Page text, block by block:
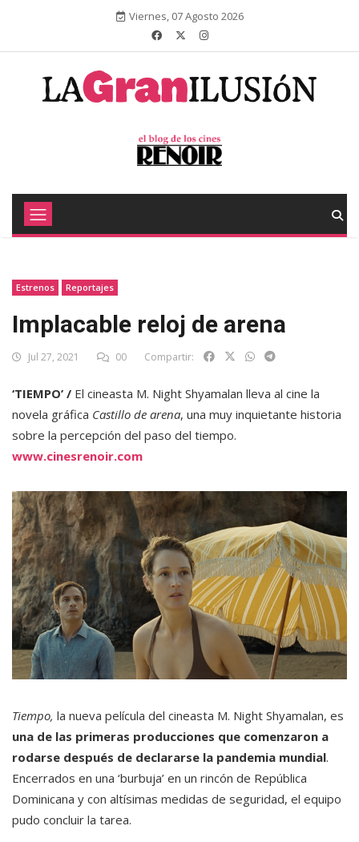
Viernes, 07 Agosto 2026
Estrenos Reportajes
Implacable reloj de arena
Jul 27, 2021 00 Compartir:
‘TIEMPO’ / El cineasta M. Night Shyamalan lleva al cine la
novela gráfica Castillo de arena, una muy inquietante historia
sobre la percepción del paso del tiempo.
www.cinesrenoir.com
Tiempo, la nueva película del cineasta M. Night Shyamalan, es
una de las primeras producciones que comenzaron a
rodarse después de declararse la pandemia mundial.
Encerrados en una ‘burbuja’ en un rincón de República
Dominicana y con altísimas medidas de seguridad, el equipo
pudo concluir la tarea.